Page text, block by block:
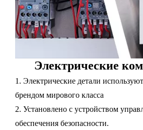
Электрические
1. Электрические детали
брендом мирового класса
2. Установлено с устройством
обеспечения безопасности.